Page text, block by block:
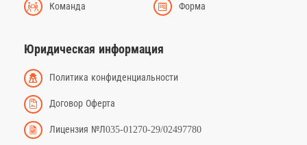
Команда Форма
Юридическая информация
Политика конфиденциальности
Договор Оферта
Лицензия №Л035-01270-29/02497780